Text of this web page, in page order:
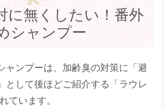
に無くしたい！番外
シャンプー
ャンプーは、加齢臭の対策に「避
として後ほどご紹介する「ラウレ
ています。